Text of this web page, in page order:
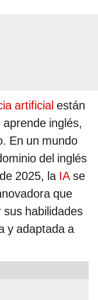
artificial están
inglés,
En un mundo
del inglés
2025, la IAse
que
habilidades
y adaptada a